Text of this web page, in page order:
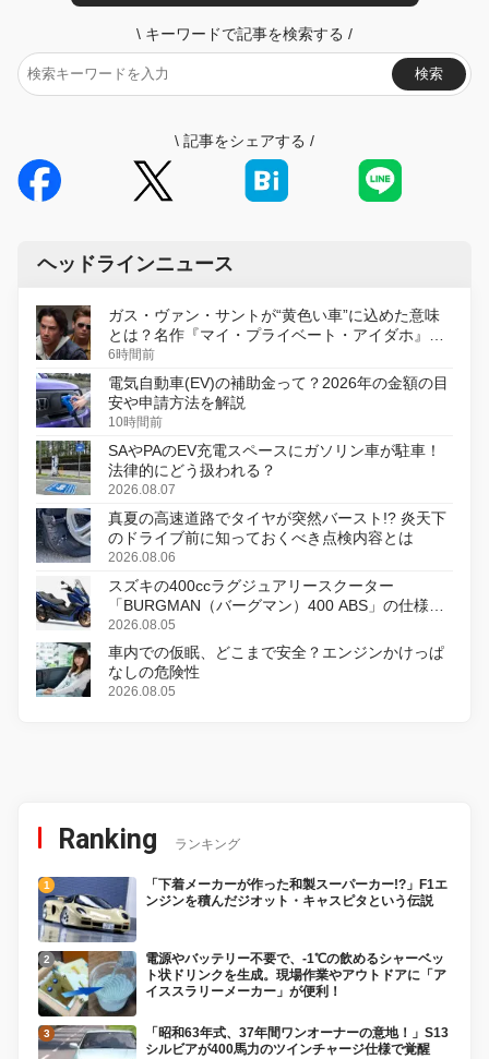
\ キーワードで記事を検索する /
検索
\ 記事をシェアする /
ヘッドラインニュース
ガス・ヴァン・サントが“黄色い車”に込めた意味
とは？名作『マイ・プライベート・アイダホ』が
初のデジタルリマスター版で復活
6時間前
電気自動車(EV)の補助金って？2026年の金額の目
安や申請方法を解説
10時間前
SAやPAのEV充電スペースにガソリン車が駐車！
法律的にどう扱われる？
2026.08.07
真夏の高速道路でタイヤが突然バースト!? 炎天下
のドライブ前に知っておくべき点検内容とは
2026.08.06
スズキの400ccラグジュアリースクーター
「BURGMAN（バーグマン）400 ABS」の仕様を
変更し、8月18日に発売
2026.08.05
車内での仮眠、どこまで安全？エンジンかけっぱ
なしの危険性
2026.08.05
Ranking ランキング
「下着メーカーが作った和製スーパーカー!?」F1エ
ンジンを積んだジオット・キャスピタという伝説
電源やバッテリー不要で、-1℃の飲めるシャーベッ
ト状ドリンクを生成。現場作業やアウトドアに「ア
イススラリーメーカー」が便利！
「昭和63年式、37年間ワンオーナーの意地！」S13
シルビアが400馬力のツインチャージ仕様で覚醒